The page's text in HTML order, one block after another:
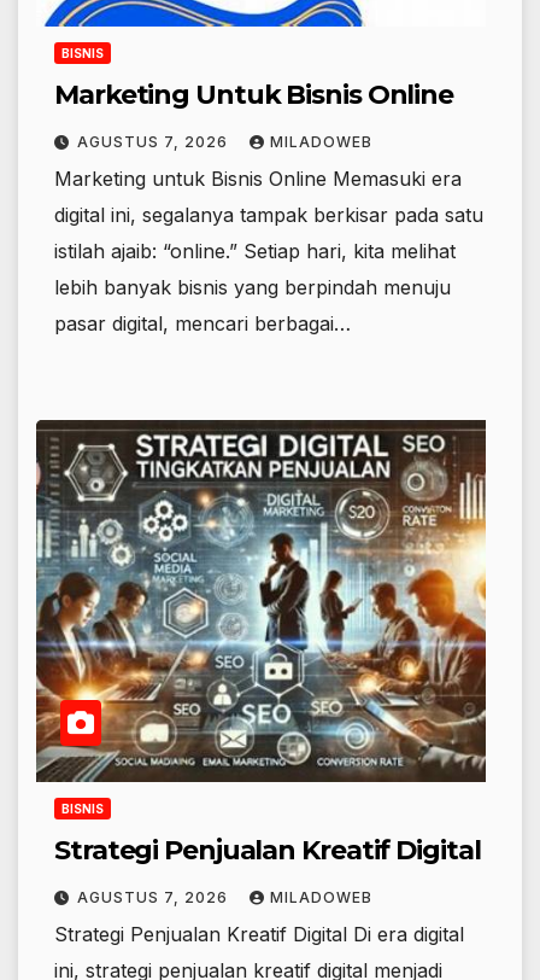
BISNIS
Marketing Untuk Bisnis Online
AGUSTUS 7, 2026 MILADOWEB
Marketing untuk Bisnis Online Memasuki era
digital ini, segalanya tampak berkisar pada satu
istilah ajaib: “online.” Setiap hari, kita melihat
lebih banyak bisnis yang berpindah menuju
pasar digital, mencari berbagai…
BISNIS
Strategi Penjualan Kreatif Digital
AGUSTUS 7, 2026 MILADOWEB
Strategi Penjualan Kreatif Digital Di era digital
ini, strategi penjualan kreatif digital menjadi